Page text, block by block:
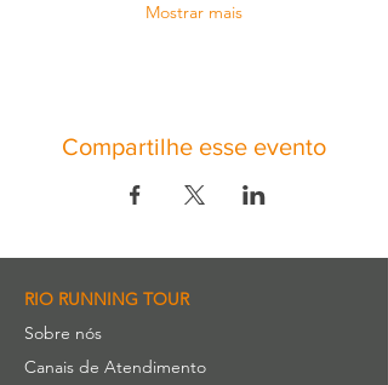
Mostrar mais
Compartilhe esse evento
RIO RUNNING TOUR
Sobre nós
Canais de Atendimento